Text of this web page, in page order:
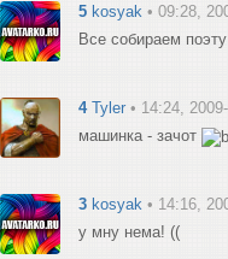
5 kosyak • 09:28,
Все собираем
4 Tyler • 14:24,
машинка - зачот
3 kosyak • 14:16,
у мну нема! ((